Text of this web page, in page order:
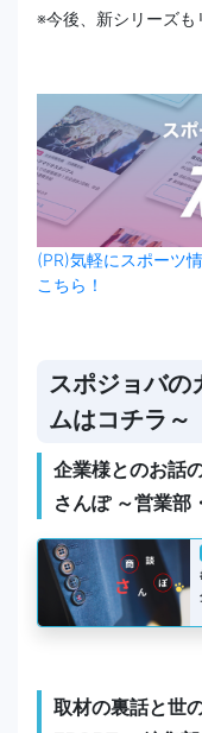
※今後、新シリーズ
(PR)気軽にスポーツ
こちら！
スポジョバの
ムはコチラ～
企業様とのお話
さんぽ ～営業部
取材の裏話と世